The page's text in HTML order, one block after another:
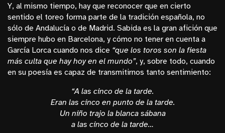
Y, al mismo tiempo, hay que reconocer que en cierto
sentido el toreo forma parte de la tradición española, no
sólo de Andalucía o de Madrid. Sabida es la gran afición que
siempre hubo en Barcelona, y cómo no tener en cuenta a
García Lorca cuando nos dice “que los toros son la fiesta
más culta que hay hoy en el mundo”, y, sobre todo, cuando
en su poesía es capaz de transmitirnos tanto sentimiento:
“A las cinco de la tarde.
Eran las cinco en punto de la tarde.
Un niño trajo la blanca sábana
a las cinco de la tarde…